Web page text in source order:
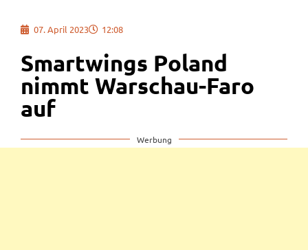
07. April 2023 12:08
Smartwings Poland
nimmt Warschau-Faro
auf
Werbung